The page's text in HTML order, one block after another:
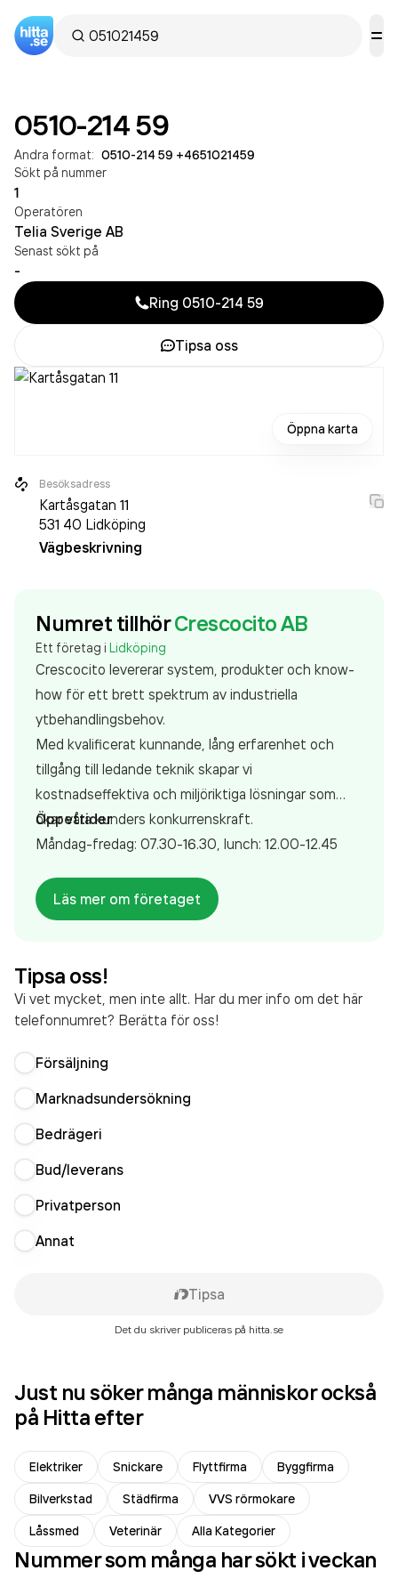
0510-214 59
Andra format: 0510-214 59 +4651021459
Sökt på nummer
1
Operatören
Telia Sverige AB
Senast sökt på
-
Ring 0510-214 59
Tipsa oss
Öppna karta
Besöksadress
Kartåsgatan 11
531 40 Lidköping
Vägbeskrivning
Numret tillhörCrescocito AB
Ett företag i Lidköping
Crescocito levererar system, produkter och know-
how för ett brett spektrum av industriella
ytbehandlingsbehov.
Med kvalificerat kunnande, lång erfarenhet och
tillgång till ledande teknik skapar vi
kostnadseffektiva och miljöriktiga lösningar som
ökar våra kunders konkurrenskraft.
Öppettider
Måndag-fredag: 07.30-16.30, lunch: 12.00-12.45
Läs mer om företaget
Tipsa oss!
Vi vet mycket, men inte allt. Har du mer info om det här
telefonnumret? Berätta för oss!
Försäljning
Marknadsundersökning
Bedrägeri
Bud/leverans
Privatperson
Annat
Tipsa
Det du skriver publiceras på hitta.se
Just nu söker många människor också
på Hitta efter
Elektriker Snickare Flyttfirma
Byggfirma
Bilverkstad
Städfirma
VVS rörmokare
Låssmed
Veterinär Alla Kategorier
Nummer som många har sökt i veckan